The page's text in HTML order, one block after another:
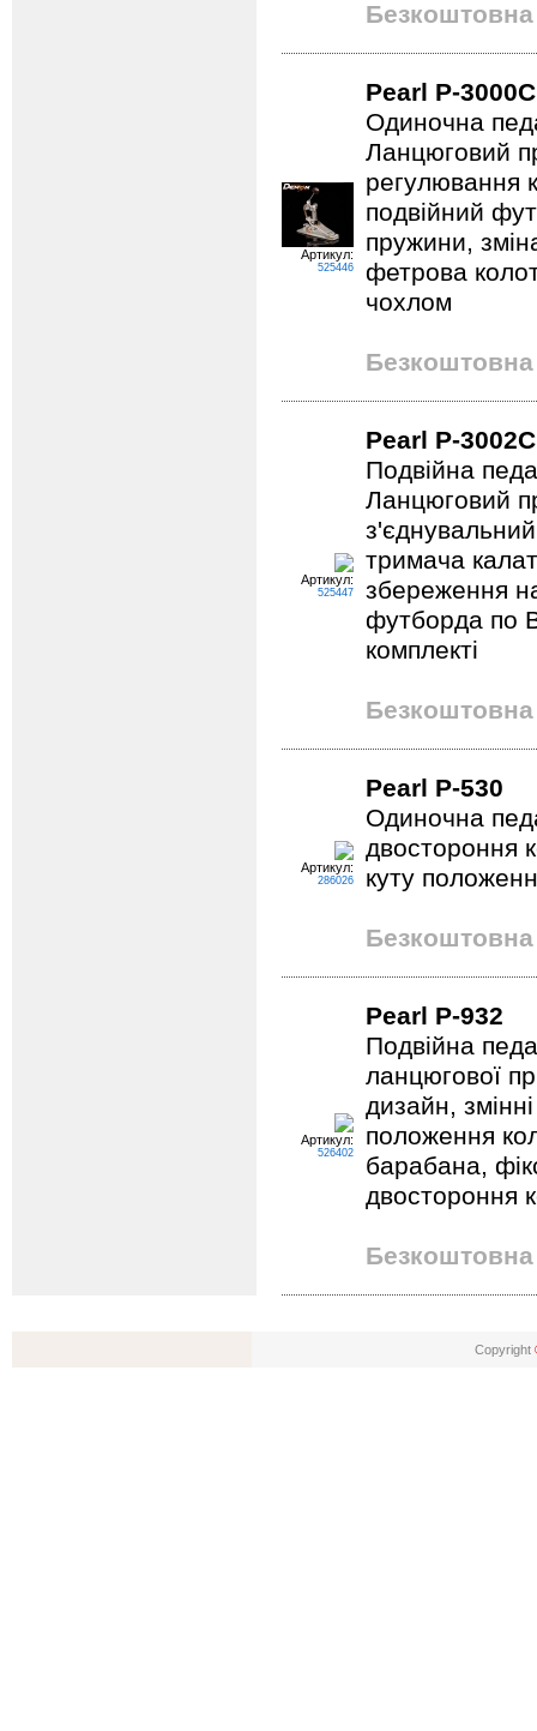
Безкоштовна
Артикул:
525446
Pearl P-3000C
Одиночна
Ланцюговий
регулювання
подвійний
пружини,
фетрова
чохлом
Безкоштовна
Артикул:
525447
Pearl P-3002С
Подвійна
Ланцюговий
тримача
збереження
футборда по
комплекті
Безкоштовна
Артикул:
286026
Pearl P-530
Одиночна
двостороння
куту
Безкоштовна
Артикул:
526402
Pearl P-932
Подвійна
ланцюгової
дизайн,
положення
барабана,
двостороння
Безкоштовна
Copyright